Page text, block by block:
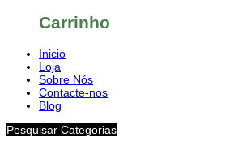
Carrinho
Inicio
Loja
Sobre Nós
Contacte-nos
Blog
Pesquisar Categorias